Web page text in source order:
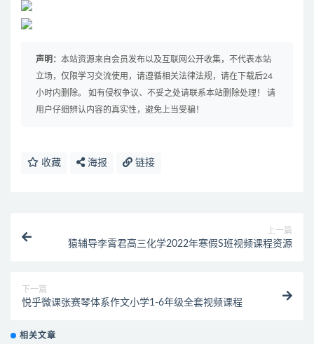
声明： 本站资源来自会员发布以及互联网公开收集，不代表本站
立场，仅限学习交流使用，请遵循相关法律法规，请在下载后24
小时内删除。 如有侵权争议、不妥之处请联系本站删除处理！ 请
用户仔细辨认内容的真实性，避免上当受骗！
收藏 海报 链接
上一篇
猿辅导李霄君高三化学2022年寒假S班视频课程资源
下一篇
悦乎微课张赛琴体系作文小学1-6年级全套视频课程
相关文章